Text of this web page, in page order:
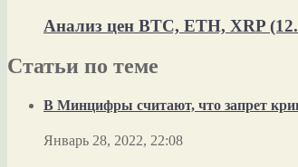
Анализ цен BTC, ETH, XRP
Статьи по теме
В Минцифры считают, что запрет
Январь 28, 2022, 22:08